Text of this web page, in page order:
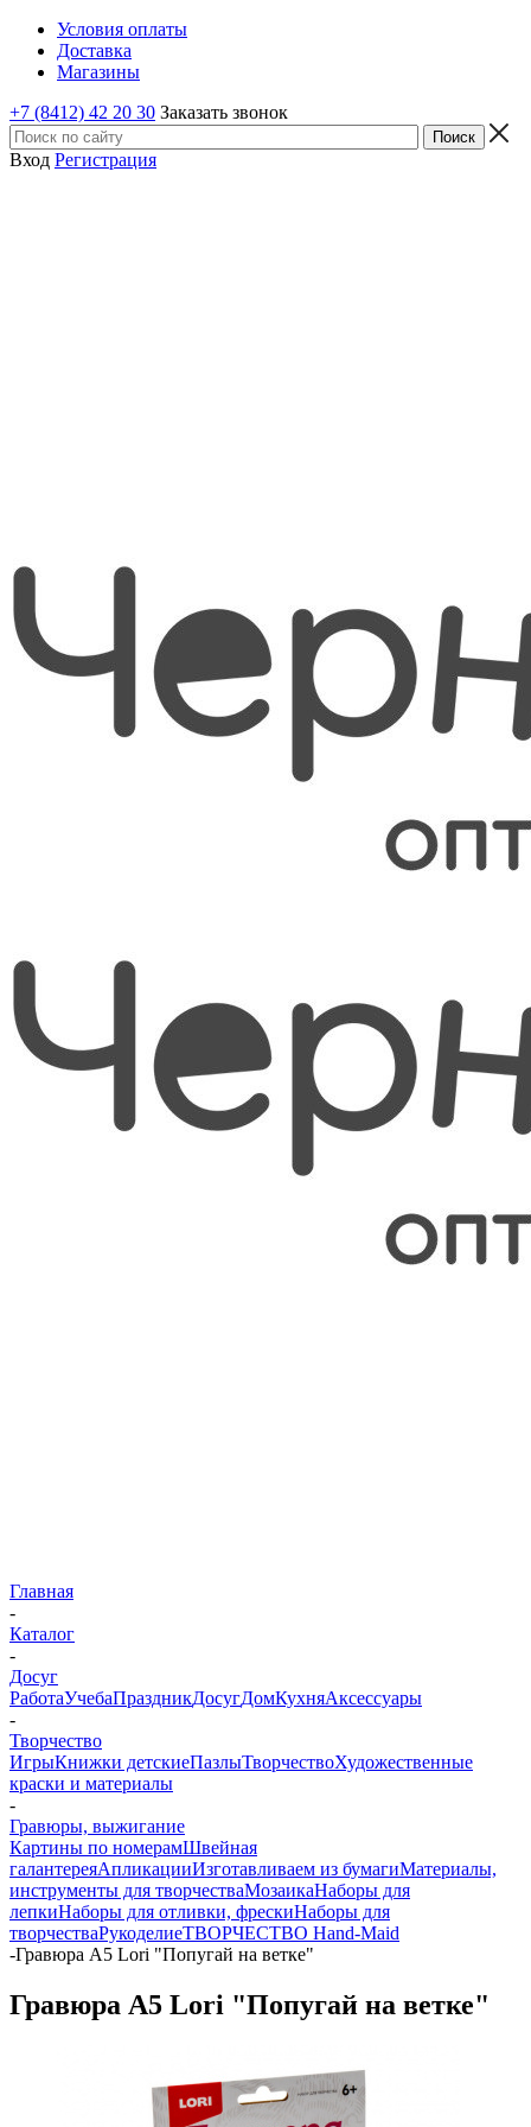
Условия оплаты
Доставка
Магазины
+7 (8412) 42 20 30 Заказать звонок
Вход Регистрация
Главная
-
Каталог
-
Досуг
РаботаУчебаПраздникДосугДомКухняАксессуары
-
Творчество
ИгрыКнижки детскиеПазлыТворчествоХудожественные
краски и материалы
-
Гравюры, выжигание
Картины по номерамШвейная
галантереяАпликацииИзготавливаем из бумагиМатериалы,
инструменты для творчестваМозаикаНаборы для
лепкиНаборы для отливки, фрескиНаборы для
творчестваРукоделиеТВОРЧЕСТВО Hand-Maid
-Гравюра А5 Lori "Попугай на ветке"
Гравюра А5 Lori "Попугай на ветке"